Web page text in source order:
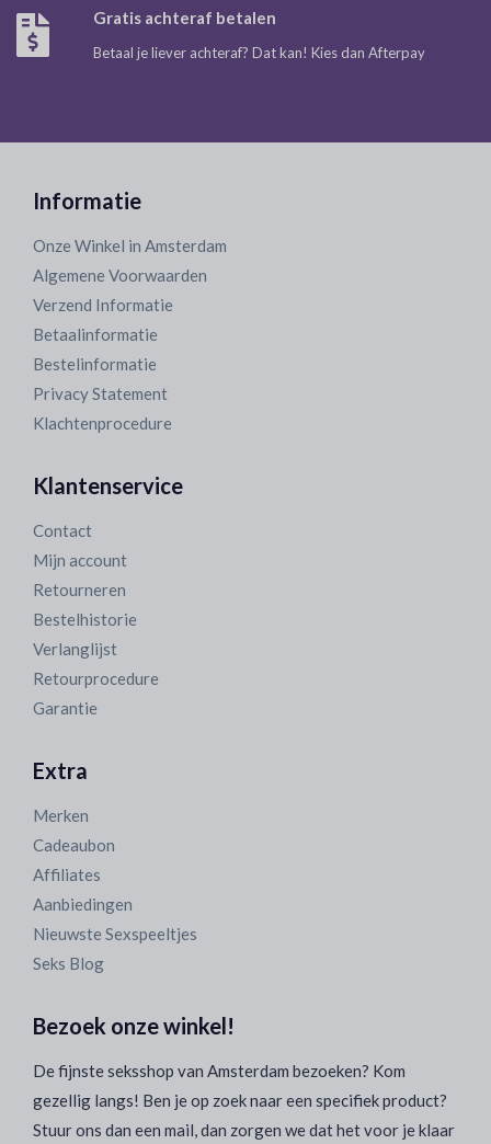
Gratis achteraf betalen
Betaal je liever achteraf? Dat kan! Kies dan Afterpay
Informatie
Onze Winkel in Amsterdam
Algemene Voorwaarden
Verzend Informatie
Betaalinformatie
Bestelinformatie
Privacy Statement
Klachtenprocedure
Klantenservice
Contact
Mijn account
Retourneren
Bestelhistorie
Verlanglijst
Retourprocedure
Garantie
Extra
Merken
Cadeaubon
Affiliates
Aanbiedingen
Nieuwste Sexspeeltjes
Seks Blog
Bezoek onze winkel!
De fijnste seksshop van Amsterdam bezoeken? Kom
gezellig langs! Ben je op zoek naar een specifiek product?
Stuur ons dan een mail, dan zorgen we dat het voor je klaar